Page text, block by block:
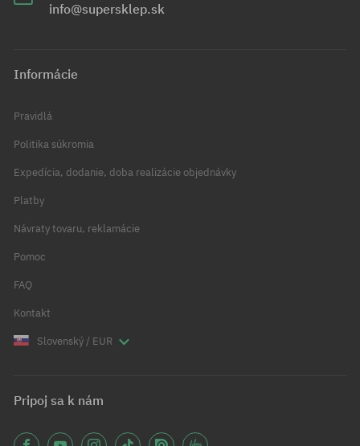
info@supersklep.sk
Informácie
Pravidlá
Politika súkromia
Expedícia, dodanie, doba realizácie objednávky
Platby
Návraty tovaru, reklamácie
Pomoc
FAQ
Kontakt
Slovenský / EUR
Pripoj sa k nám